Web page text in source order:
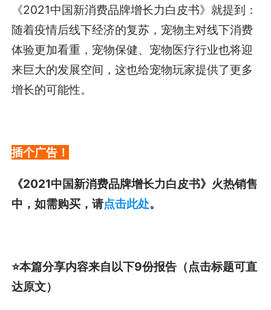
《2021中国新消费品牌增长力白皮书》就提到：
随着疫情后线下经济的复苏，宠物主对线下消费
体验更加看重，宠物保健、宠物医疗行业也将迎
来巨大的发展空间，这也给宠物玩家提供了更多
增长的可能性。
插个广告！
《2021中国新消费品牌增长力白皮书》火热销售
中，如需购买，请点击此处。
⭐本篇分享内容来自以下9份报告（点击标题可直
达原文）